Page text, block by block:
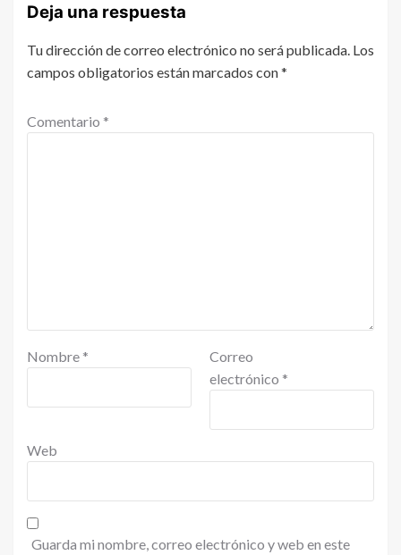
Deja una respuesta
Tu dirección de correo electrónico no será publicada. Los
campos obligatorios están marcados con*
Comentario *
Nombre *
Correo
electrónico *
Web
Guarda mi nombre, correo electrónico y web en este